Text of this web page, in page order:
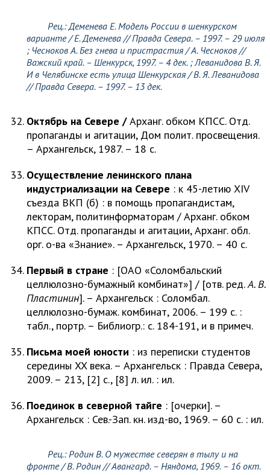
Рец.:Деменева Е.Модель России в шенкурском
варианте/ Е. Деменева// Правда Севера. – 1997. – 29 июля
; Чесноков А. Без гнева и пристрастия /А. Чесноков //
Важский край. – Шенкурск, 1997. – 4 дек. ;Леванидова В. Я.
И в Челябинске есть улица Шенкурская /В. Я. Леванидова
// Правда Севера. – 1997. – 13 дек.
Октябрь на Севере /Арханг. обком КПСС. Отд.
пропаганды и агитации, Дом полит. просвещения.
– Архангельск, 1987. – 18 с.
Осуществление ленинского плана
индустриализации на Севере : к 45-летию XIV
съезда ВКП (б) : в помощь пропагандистам,
лекторам, политинформаторам / Арханг. обком
КПСС. Отд. пропаганды и агитации, Арханг. обл.
орг. о-ва «Знание». – Архангельск, 1970. – 40 с.
Первый в стране : [ОАО «Соломбальский
целлюлозно-бумажный комбинат»] / [отв. ред.А. В.
Пластинин]. – Архангельск : Соломбал.
целлюлозно-бумаж. комбинат, 2006. – 199 с. :
табл., портр. – Библиогр.: с. 184-191, и в примеч.
Письма моей юности : из переписки студентов
середины XX века. – Архангельск : Правда Севера,
2009. – 213, [2] с., [8] л. ил. : ил.
Поединок в северной тайге : [очерки]. –
Архангельск : Сев.-Зап. кн. изд-во, 1969. – 60 с. : ил.
Рец.:Родин В.О мужестве северян в тылу и на
фронте /В. Родин // Авангард. – Няндома, 1969. – 16 окт.